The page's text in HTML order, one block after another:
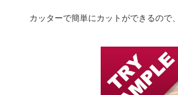
カッターで簡単にカットができるので